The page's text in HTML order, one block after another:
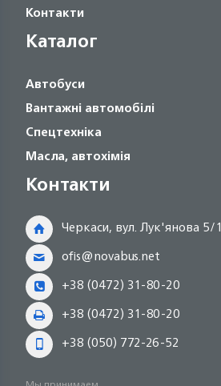
Контакти
Каталог
Автобуси
Вантажні автомобілі
Спецтехніка
Масла, автохімія
Контакти
Черкаси, вул. Лук'янова 5/1
ofis@novabus.net
+38 (0472) 31-80-20
+38 (0472) 31-80-20
+38 (050) 772-26-52